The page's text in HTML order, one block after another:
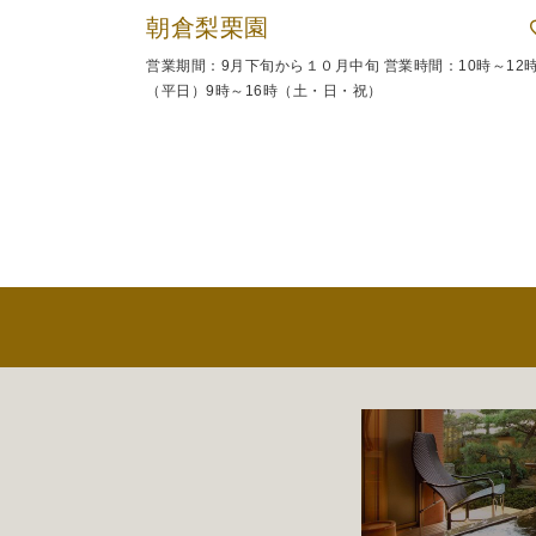
朝倉梨栗園
営業期間：9月下旬から１０月中旬 営業時間：10時～12
（平日）9時～16時（土・日・祝）